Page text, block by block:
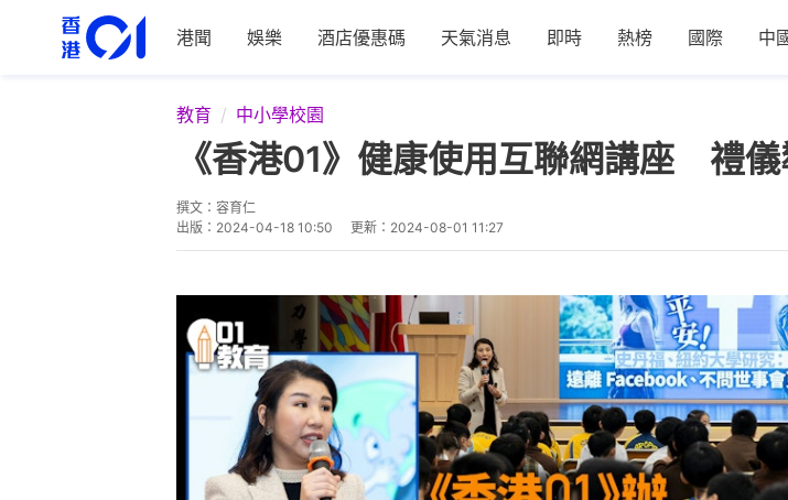
港聞 娛樂 酒店優惠碼 天氣消息 即時 熱榜 國際 中
教育 中小學校園
《香港01》健康使用互聯網講座 禮
撰文： 容育仁
出版： 2024-04-18 10:50 更新： 2024-08-01 11:27